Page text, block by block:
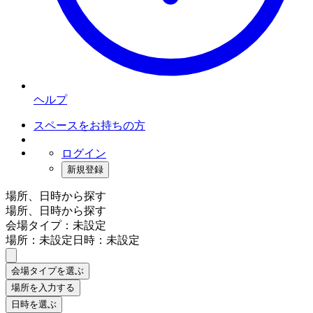
ヘルプ
スペースをお持ちの方
ログイン
新規登録
場所、日時から探す
場所、日時から探す
会場タイプ：未設定
場所：未設定日時：未設定
会場タイプを選ぶ
場所を入力する
日時を選ぶ